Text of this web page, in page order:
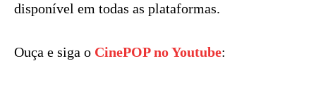
disponível em todas as plataformas.
Ouça e siga o CinePOP no Youtube: